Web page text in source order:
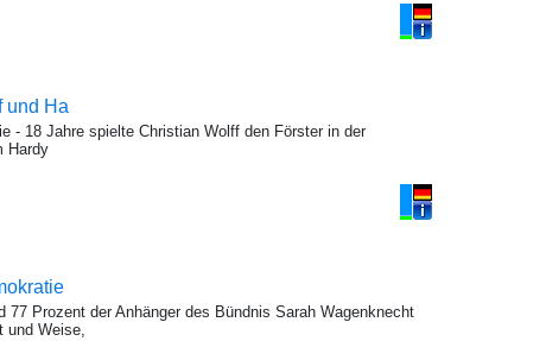
und Ha
- 18 Jahre spielte Christian Wolff den Förster in der
Hardy
77 Prozent der Anhänger des Bündnis Sarah Wagenknecht
und Weise,